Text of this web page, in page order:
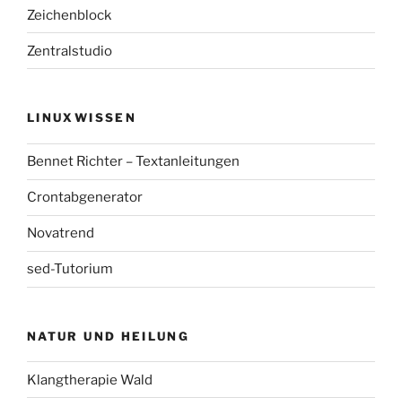
Zeichenblock
Zentralstudio
LINUXWISSEN
Bennet Richter – Textanleitungen
Crontabgenerator
Novatrend
sed-Tutorium
NATUR UND HEILUNG
Klangtherapie Wald